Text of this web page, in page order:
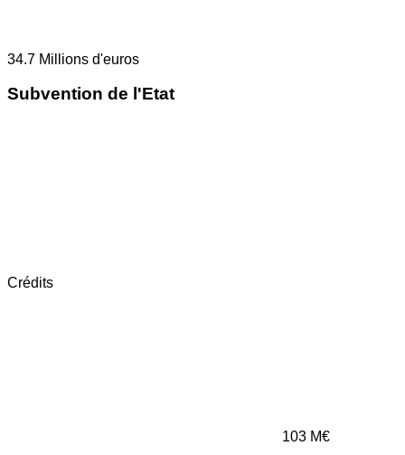
34.7 Millions d'euros
Subvention de l'Etat
Crédits
103 M€